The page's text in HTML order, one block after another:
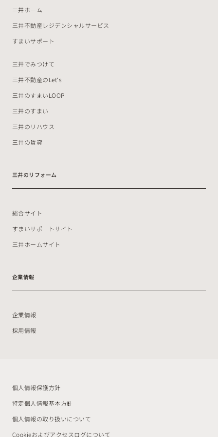
三井ホーム
三井不動産レジデンシャルサービス
すまいサポート
三井でみつけて
三井不動産のLet‘s
三井のすまいLOOP
三井のすまい
三井のリハウス
三井の賃貸
三井のリフォーム
総合サイト
すまいサポートサイト
三井ホームサイト
企業情報
企業情報
採用情報
個人情報保護方針
特定個人情報基本方針
個人情報の取り扱いについて
Cookieおよびアクセスログについて